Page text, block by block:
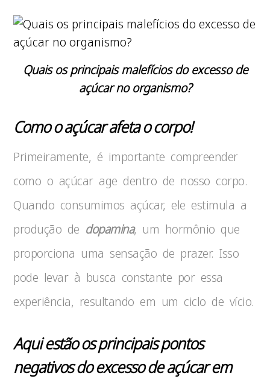
Quais os principais malefícios do excesso de
açúcar no organismo?
Como o açúcar afeta o corpo!
Primeiramente, é importante compreender
como o açúcar age dentro de nosso corpo.
Quando consumimos açúcar, ele estimula a
produção de dopamina, um hormônio que
proporciona uma sensação de prazer. Isso
pode levar à busca constante por essa
experiência, resultando em um ciclo de vício.
Aqui estão os principais pontos
negativos do excesso de açúcar em